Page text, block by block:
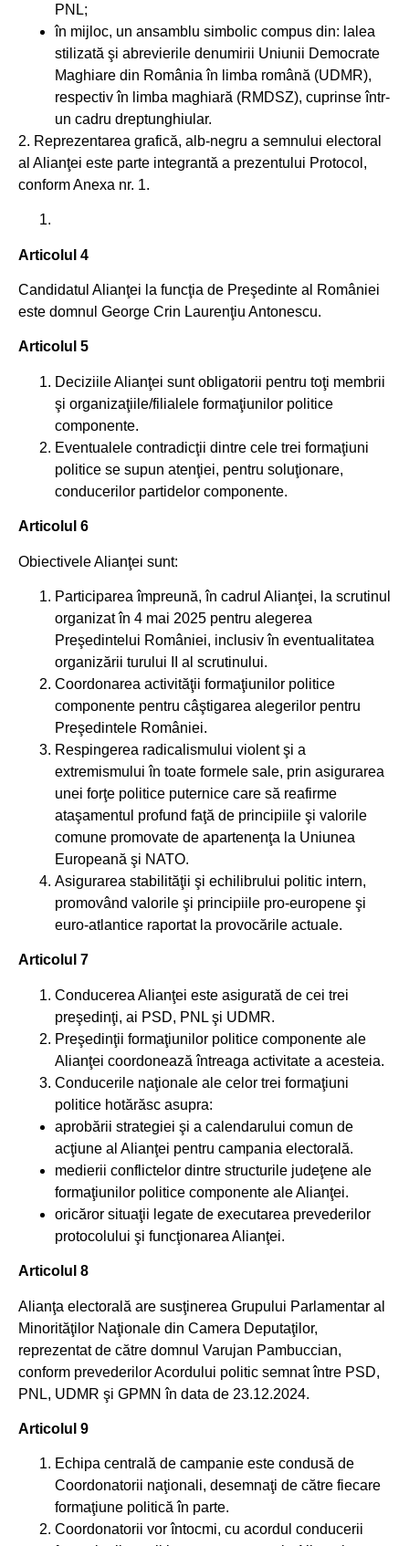
PNL;
în mijloc, un ansamblu simbolic compus din: lalea
stilizată şi abrevierile denumirii Uniunii Democrate
Maghiare din România în limba română (UDMR),
respectiv în limba maghiară (RMDSZ), cuprinse într-
un cadru dreptunghiular.
2. Reprezentarea grafică, alb-negru a semnului electoral
al Alianţei este parte integrantă a prezentului Protocol,
conform Anexa nr. 1.
Articolul 4
Candidatul Alianţei la funcţia de Preşedinte al României
este domnul George Crin Laurenţiu Antonescu.
Articolul 5
Deciziile Alianţei sunt obligatorii pentru toţi membrii
şi organizaţiile/filialele formaţiunilor politice
componente.
Eventualele contradicţii dintre cele trei formaţiuni
politice se supun atenţiei, pentru soluţionare,
conducerilor partidelor componente.
Articolul 6
Obiectivele Alianţei sunt:
Participarea împreună, în cadrul Alianţei, la scrutinul
organizat în 4 mai 2025 pentru alegerea
Preşedintelui României, inclusiv în eventualitatea
organizării turului II al scrutinului.
Coordonarea activităţii formaţiunilor politice
componente pentru câştigarea alegerilor pentru
Preşedintele României.
Respingerea radicalismului violent şi a
extremismului în toate formele sale, prin asigurarea
unei forţe politice puternice care să reafirme
ataşamentul profund faţă de principiile şi valorile
comune promovate de apartenenţa la Uniunea
Europeană şi NATO.
Asigurarea stabilităţii şi echilibrului politic intern,
promovând valorile şi principiile pro-europene şi
euro-atlantice raportat la provocările actuale.
Articolul 7
Conducerea Alianţei este asigurată de cei trei
preşedinţi, ai PSD, PNL şi UDMR.
Preşedinţii formaţiunilor politice componente ale
Alianţei coordonează întreaga activitate a acesteia.
Conducerile naţionale ale celor trei formaţiuni
politice hotărăsc asupra:
aprobării strategiei şi a calendarului comun de
acţiune al Alianţei pentru campania electorală.
medierii conflictelor dintre structurile judeţene ale
formaţiunilor politice componente ale Alianţei.
oricăror situaţii legate de executarea prevederilor
protocolului şi funcţionarea Alianţei.
Articolul 8
Alianţa electorală are susţinerea Grupului Parlamentar al
Minorităţilor Naţionale din Camera Deputaţilor,
reprezentat de către domnul Varujan Pambuccian,
conform prevederilor Acordului politic semnat între PSD,
PNL, UDMR şi GPMN în data de 23.12.2024.
Articolul 9
Echipa centrală de campanie este condusă de
Coordonatorii naţionali, desemnaţi de către fiecare
formaţiune politică în parte.
Coordonatorii vor întocmi, cu acordul conducerii